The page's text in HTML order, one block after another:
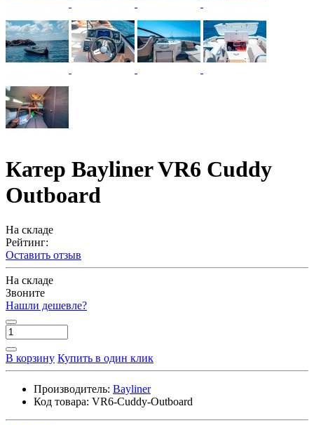
Катер Bayliner VR6 Cuddy
Outboard
На складе
Рейтинг:
Оставить отзыв
На складе
Звоните
Нашли дешевле?
В корзину Купить в один клик
Производитель: Bayliner
Код товара: VR6-Cuddy-Outboard